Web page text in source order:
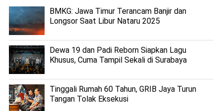
BMKG: Jawa Timur Terancam Banjir dan
Longsor Saat Libur Nataru 2025
Dewa 19 dan Padi Reborn Siapkan Lagu
Khusus, Cuma Tampil Sekali di Surabaya
Tinggali Rumah 60 Tahun, GRIB Jaya Turun
Tangan Tolak Eksekusi